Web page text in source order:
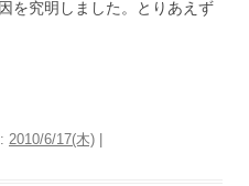
を究明しました。とりあえず
2010/6/17(木)